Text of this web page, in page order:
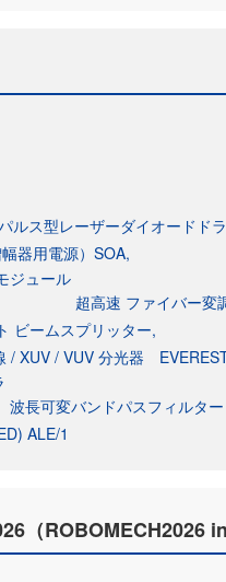
ルス型レーザーダイオードド
器用電源）SOA
ジュール
超高速 ファイバー
ビームスプリッター
/ XUV / VUV 分光器
波長可変バンドパスフィルタ
ALE/1
（ROBOMECH2026